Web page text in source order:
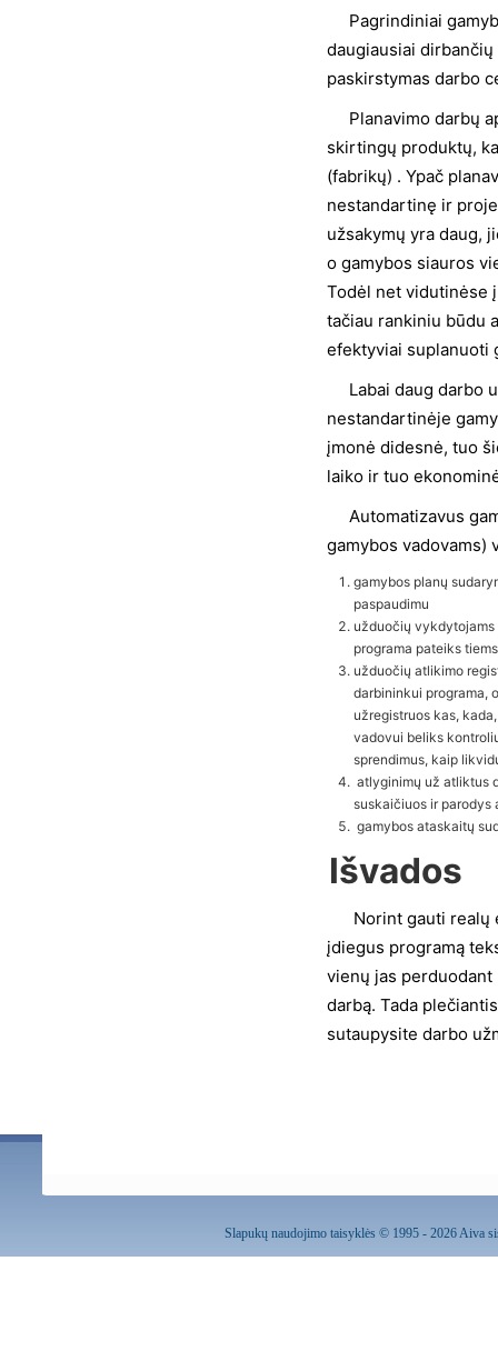
Pagrindiniai
daugiausiai
paskirstymas darbo
Planavimo darbų
skirtingų produktų,
(fabrikų) . Ypač
nestandartinę ir
užsakymų yra daug,
o gamybos siauros
Todėl net vidutinėse
tačiau rankiniu būdu
efektyviai suplanuoti
Labai daug darbo
nestandartinėje
įmonė didesnė, tuo
laiko ir tuo
Automatizavus
gamybos vadovams)
gamybos planų
paspaudimu
užduočių vykdytojams
programa pateiks
užduočių atlikimo
darbininkui programa,
užregistruos kas,
vadovui beliks
sprendimus, kaip
atlyginimų už atliktus
suskaičiuos ir parodys
gamybos ataskaitų
Išvados
Norint gauti realų
įdiegus programą
vienų jas
darbą. Tada
sutaupysite darbo
Slapukų naudojimo taisyklės© 1995 - 2026 Aiva